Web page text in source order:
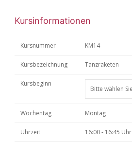
Kursinformationen
Kursnummer KM14
Kursbezeichnung Tanzraketen
Kursbeginn
Wochentag Montag
Uhrzeit 16:00 - 16:45 Uhr